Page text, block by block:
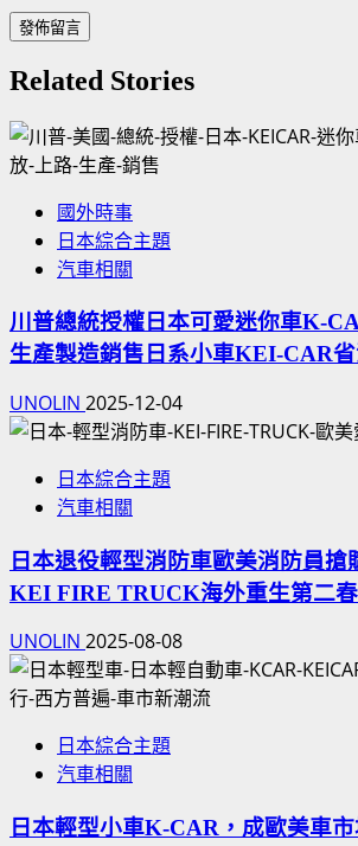
Related Stories
國外時事
日本綜合主題
汽車相關
川普總統授權日本可愛迷你車K-
生產製造銷售日系小車KEI-CAR省
UNOLIN 2025-12-04
日本綜合主題
汽車相關
日本退役輕型消防車歐美消防員搶
KEI FIRE TRUCK海外重生第二春
UNOLIN 2025-08-08
日本綜合主題
汽車相關
日本輕型小車K-CAR，成歐美車